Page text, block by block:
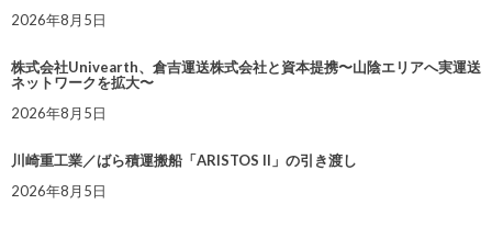
2026年8月5日
株式会社Univearth、倉吉運送株式会社と資本提携〜山陰エリアへ実運送
ネットワークを拡大〜
2026年8月5日
川崎重工業／ばら積運搬船「ARISTOS II」の引き渡し
2026年8月5日